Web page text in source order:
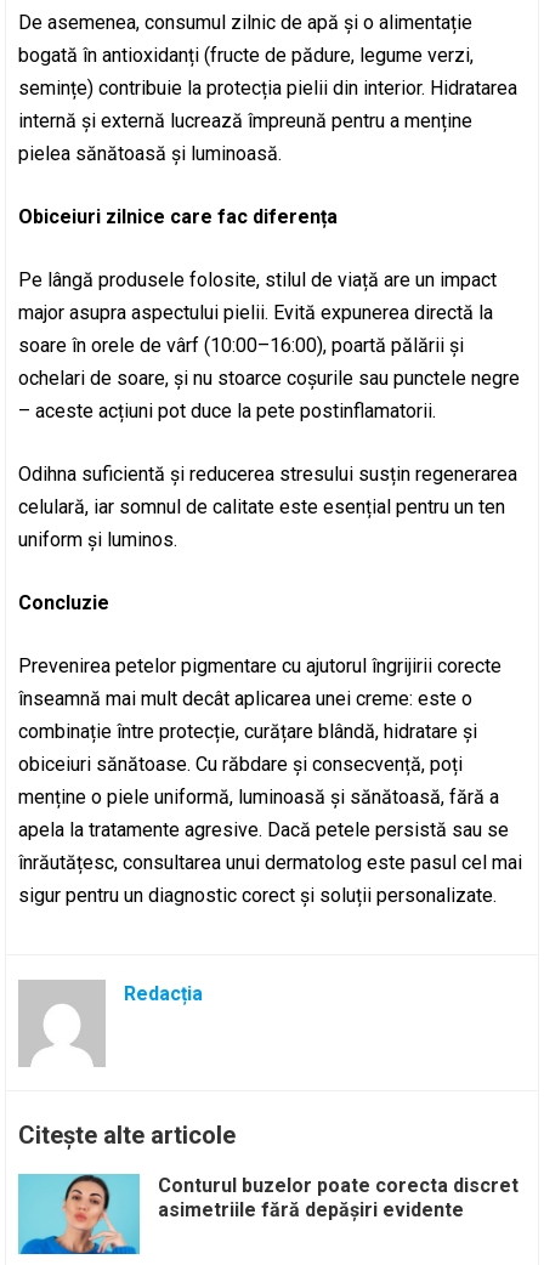
De asemenea, consumul zilnic de apă și o alimentație
bogată în antioxidanți (fructe de pădure, legume verzi,
semințe) contribuie la protecția pielii din interior. Hidratarea
internă și externă lucrează împreună pentru a menține
pielea sănătoasă și luminoasă.
Obiceiuri zilnice care fac diferența
Pe lângă produsele folosite, stilul de viață are un impact
major asupra aspectului pielii. Evită expunerea directă la
soare în orele de vârf (10:00–16:00), poartă pălării și
ochelari de soare, și nu stoarce coșurile sau punctele negre
– aceste acțiuni pot duce la pete postinflamatorii.
Odihna suficientă și reducerea stresului susțin regenerarea
celulară, iar somnul de calitate este esențial pentru un ten
uniform și luminos.
Concluzie
Prevenirea petelor pigmentare cu ajutorul îngrijirii corecte
înseamnă mai mult decât aplicarea unei creme: este o
combinație între protecție, curățare blândă, hidratare și
obiceiuri sănătoase. Cu răbdare și consecvență, poți
menține o piele uniformă, luminoasă și sănătoasă, fără a
apela la tratamente agresive. Dacă petele persistă sau se
înrăutățesc, consultarea unui dermatolog este pasul cel mai
sigur pentru un diagnostic corect și soluții personalizate.
Redacția
Citește alte articole
Conturul buzelor poate corecta discret
asimetriile fără depășiri evidente